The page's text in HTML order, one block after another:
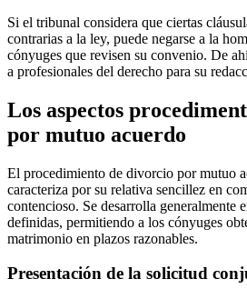
Si el tribunal considera que ciertas
contrarias a la ley, puede negarse a la
cónyuges que revisen su convenio. De
a profesionales del derecho para su
Los aspectos
por mutuo acuerdo
El procedimiento de divorcio por mutuo
caracteriza por su relativa sencillez en
contencioso. Se desarrolla generalmente
definidas, permitiendo a los cónyuges
matrimonio en plazos razonables.
Presentación de la solicitud